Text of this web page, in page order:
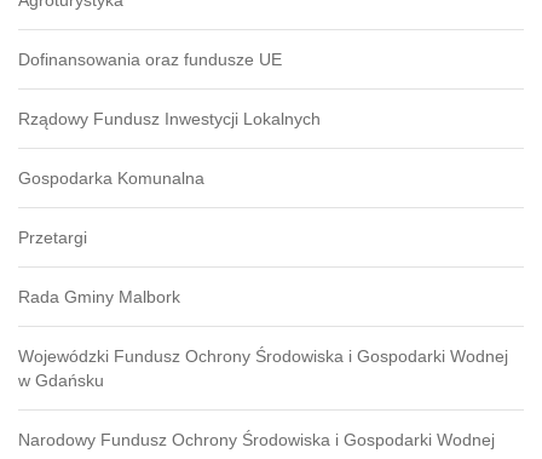
Dofinansowania oraz fundusze UE
Rządowy Fundusz Inwestycji Lokalnych
Gospodarka Komunalna
Przetargi
Rada Gminy Malbork
Wojewódzki Fundusz Ochrony Środowiska i Gospodarki Wodnej
w Gdańsku
Narodowy Fundusz Ochrony Środowiska i Gospodarki Wodnej